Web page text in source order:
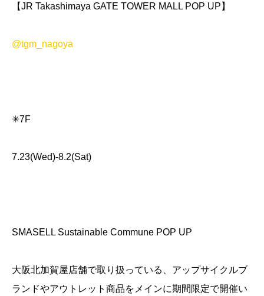
【JR Takashimaya GATE TOWER MALL POP UP】
@tgm_nagoya
✳︎7F
7.23(Wed)-8.2(Sat)
SMASELL Sustainable Commune POP UP
大阪北加賀屋店舗で取り扱っている、アップサイクルブ
ランドやアウトレット商品をメインに期間限定で開催い